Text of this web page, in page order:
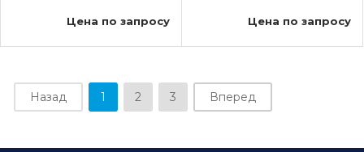
Цена по запросу Цена по запросу
Назад 1 2 3 Вперед